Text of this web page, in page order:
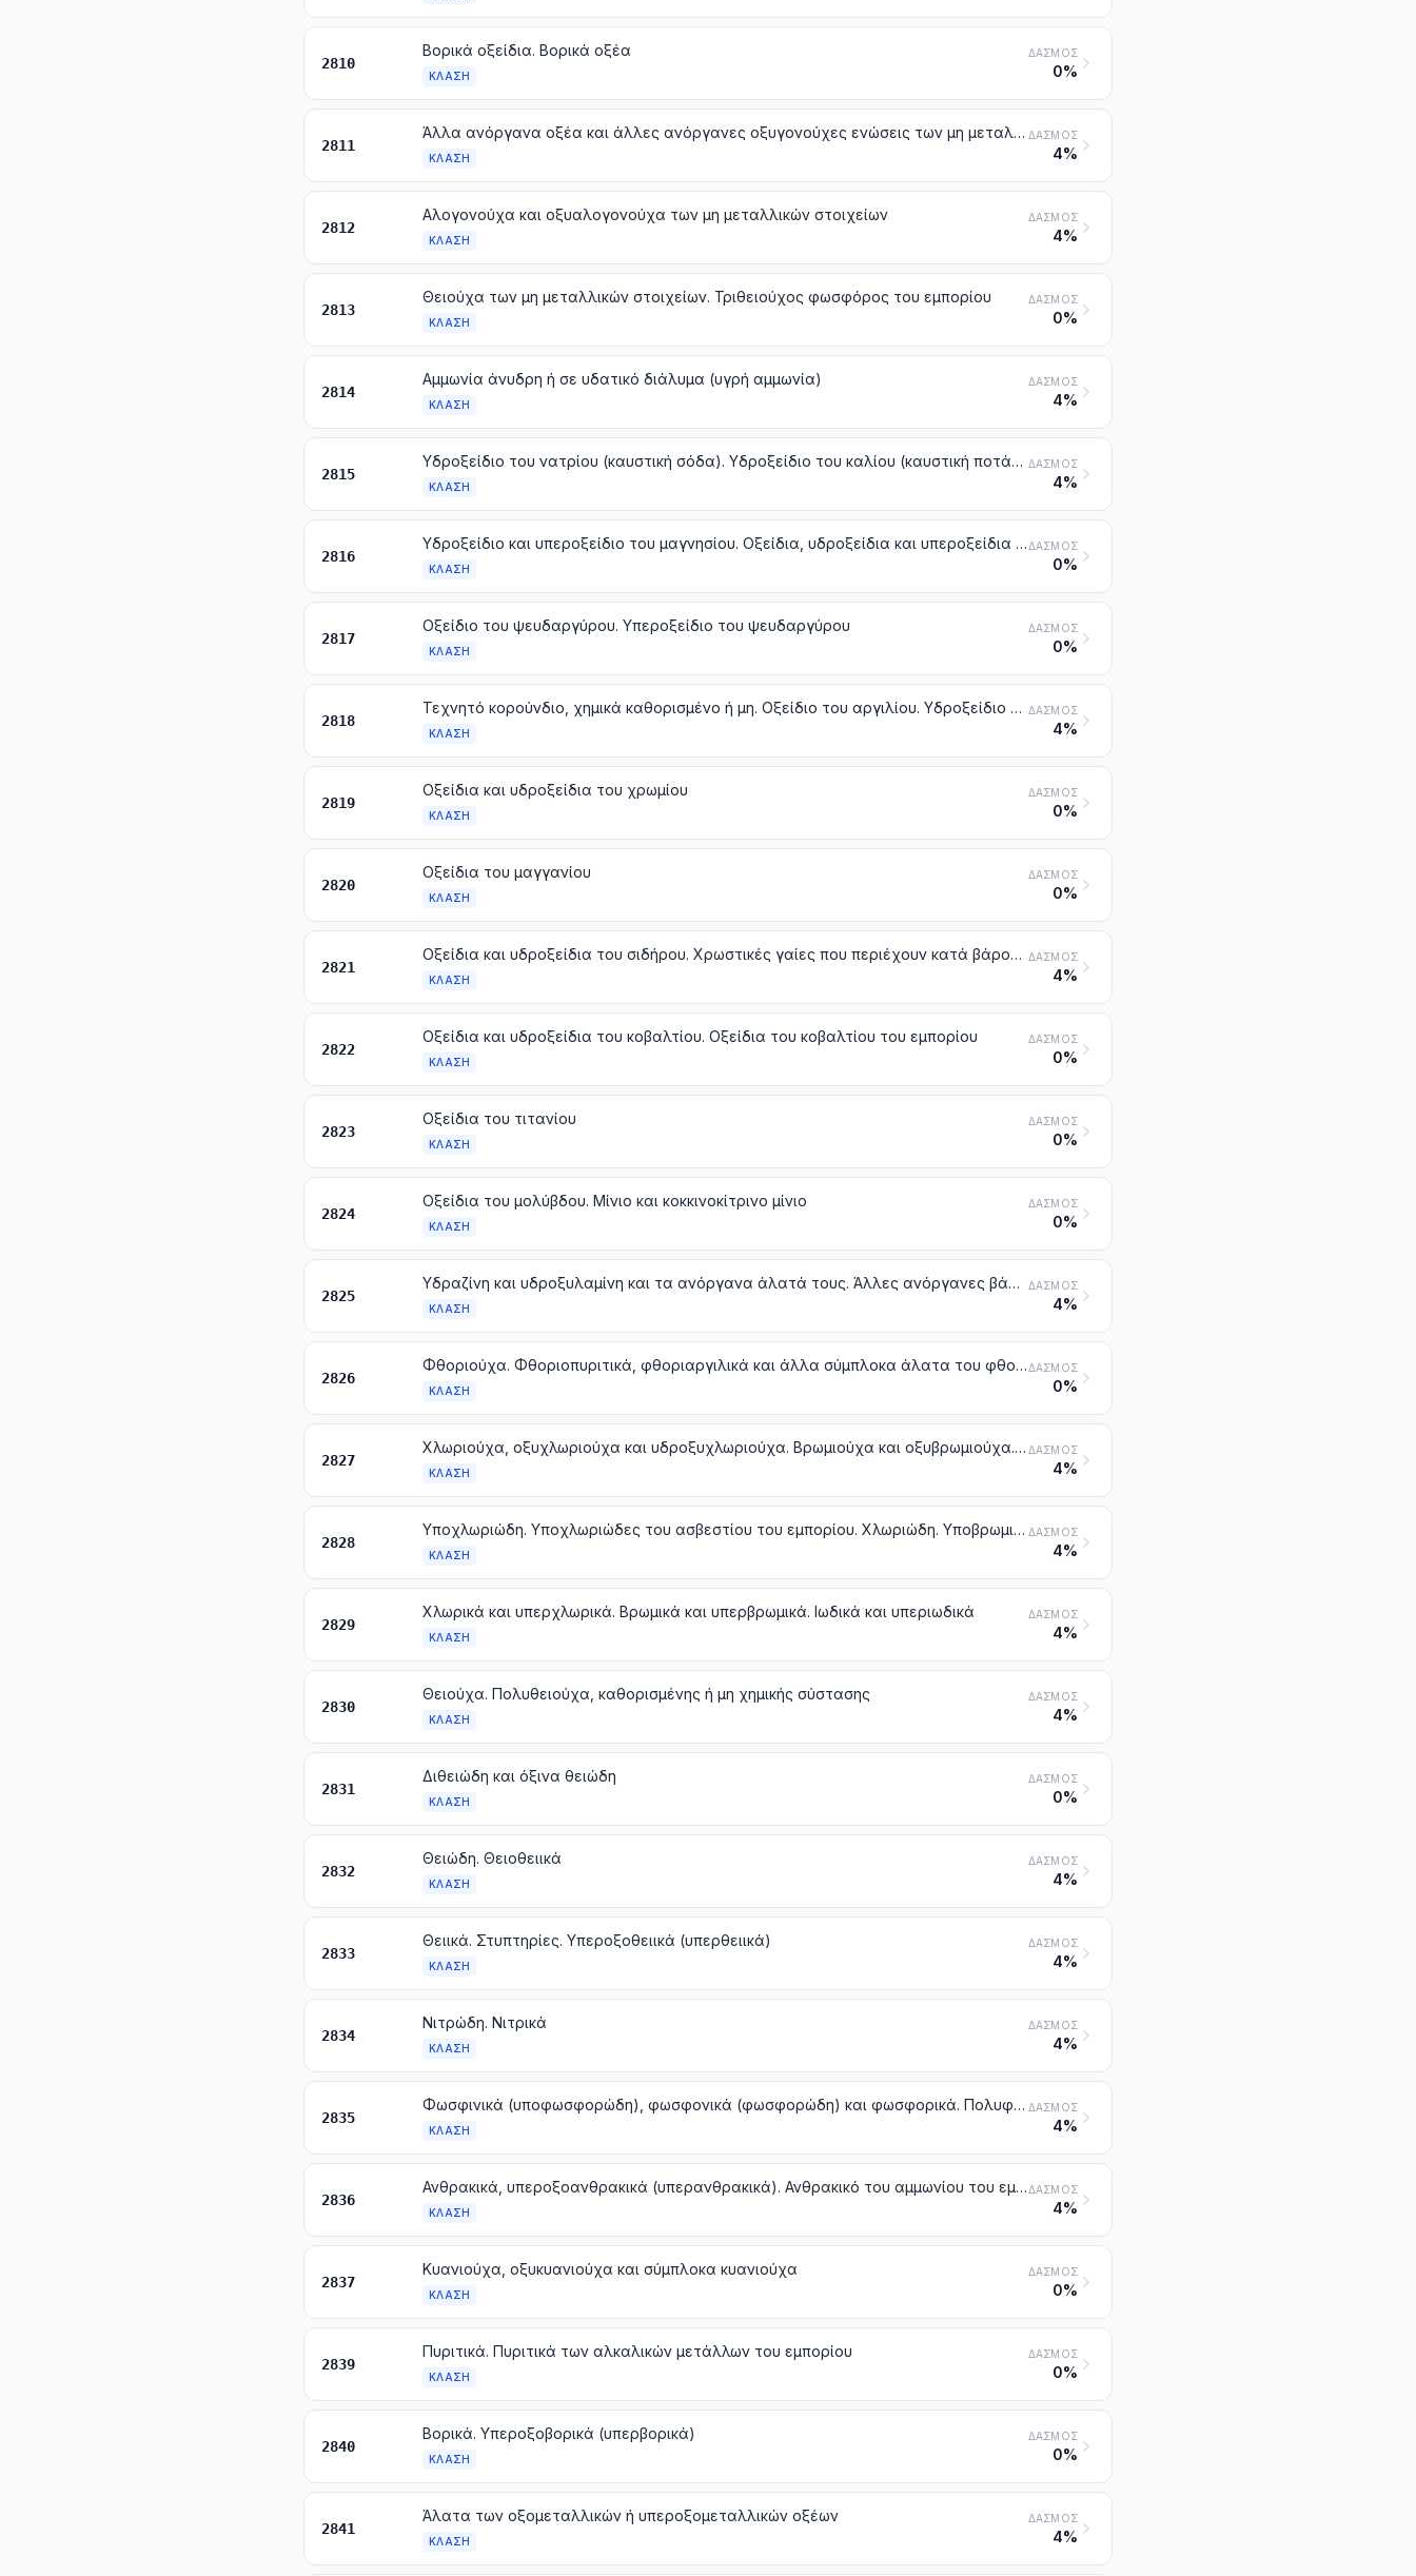
2810
Βορικά οξείδια. Βορικά οξέα
ΚΛΆΣΗ
ΔΑΣΜΌΣ
0%
2811
Άλλα ανόργανα οξέα και άλλες ανόργανες οξυγονούχες ενώσεις των μη μεταλλικών στοιχείων
ΚΛΆΣΗ
ΔΑΣΜΌΣ
4%
2812
Αλογονούχα και οξυαλογονούχα των μη μεταλλικών στοιχείων
ΚΛΆΣΗ
ΔΑΣΜΌΣ
4%
2813
Θειούχα των μη μεταλλικών στοιχείων. Τριθειούχος φωσφόρος του εμπορίου
ΚΛΆΣΗ
ΔΑΣΜΌΣ
0%
2814
Αμμωνία άνυδρη ή σε υδατικό διάλυμα (υγρή αμμωνία)
ΚΛΆΣΗ
ΔΑΣΜΌΣ
4%
2815
Υδροξείδιο του νατρίου (καυστική σόδα). Υδροξείδιο του καλίου (καυστική ποτάσα). Υπεροξείδια του νατρίου ή του καλίου
ΚΛΆΣΗ
ΔΑΣΜΌΣ
4%
2816
Υδροξείδιο και υπεροξείδιο του μαγνησίου. Οξείδια, υδροξείδια και υπεροξείδια του στροντίου ή του βαρίου
ΚΛΆΣΗ
ΔΑΣΜΌΣ
0%
2817
Οξείδιο του ψευδαργύρου. Υπεροξείδιο του ψευδαργύρου
ΚΛΆΣΗ
ΔΑΣΜΌΣ
0%
2818
Τεχνητό κορούνδιο, χημικά καθορισμένο ή μη. Οξείδιο του αργιλίου. Yδροξείδιο του αργιλίου
ΚΛΆΣΗ
ΔΑΣΜΌΣ
4%
2819
Οξείδια και υδροξείδια του χρωμίου
ΚΛΆΣΗ
ΔΑΣΜΌΣ
0%
2820
Οξείδια του μαγγανίου
ΚΛΆΣΗ
ΔΑΣΜΌΣ
0%
2821
Οξείδια και υδροξείδια του σιδήρου. Χρωστικές γαίες που περιέχουν κατά βάρος 70 % ή περισσότερο ενωμένο σίδηρο, που υπολογίζεται σε Fe2O3
ΚΛΆΣΗ
ΔΑΣΜΌΣ
4%
2822
Οξείδια και υδροξείδια του κοβαλτίου. Οξείδια του κοβαλτίου του εμπορίου
ΚΛΆΣΗ
ΔΑΣΜΌΣ
0%
2823
Οξείδια του τιτανίου
ΚΛΆΣΗ
ΔΑΣΜΌΣ
0%
2824
Οξείδια του μολύβδου. Μίνιο και κοκκινοκίτρινο μίνιο
ΚΛΆΣΗ
ΔΑΣΜΌΣ
0%
2825
Υδραζίνη και υδροξυλαμίνη και τα ανόργανα άλατά τους. Άλλες ανόργανες βάσεις. Άλλα οξείδια, υδροξείδια και υπεροξείδια μετάλλων
ΚΛΆΣΗ
ΔΑΣΜΌΣ
4%
2826
Φθοριούχα. Φθοριοπυριτικά, φθοριαργιλικά και άλλα σύμπλοκα άλατα του φθορίου
ΚΛΆΣΗ
ΔΑΣΜΌΣ
0%
2827
Χλωριούχα, οξυχλωριούχα και υδροξυχλωριούχα. Βρωμιούχα και οξυβρωμιούχα. Ιωδιούχα και οξυϊωδιούχα
ΚΛΆΣΗ
ΔΑΣΜΌΣ
4%
2828
Υποχλωριώδη. Υποχλωριώδες του ασβεστίου του εμπορίου. Χλωριώδη. Υποβρωμιώδη
ΚΛΆΣΗ
ΔΑΣΜΌΣ
4%
2829
Χλωρικά και υπερχλωρικά. Βρωμικά και υπερβρωμικά. Ιωδικά και υπεριωδικά
ΚΛΆΣΗ
ΔΑΣΜΌΣ
4%
2830
Θειούχα. Πολυθειούχα, καθορισμένης ή μη χημικής σύστασης
ΚΛΆΣΗ
ΔΑΣΜΌΣ
4%
2831
Διθειώδη και όξινα θειώδη
ΚΛΆΣΗ
ΔΑΣΜΌΣ
0%
2832
Θειώδη. Θειοθειικά
ΚΛΆΣΗ
ΔΑΣΜΌΣ
4%
2833
Θειικά. Στυπτηρίες. Υπεροξοθειικά (υπερθειικά)
ΚΛΆΣΗ
ΔΑΣΜΌΣ
4%
2834
Νιτρώδη. Νιτρικά
ΚΛΆΣΗ
ΔΑΣΜΌΣ
4%
2835
Φωσφινικά (υποφωσφορώδη), φωσφονικά (φωσφορώδη) και φωσφορικά. Πολυφωσφορικά, καθορισμένης ή μη χημικής σύστασης
ΚΛΆΣΗ
ΔΑΣΜΌΣ
4%
2836
Ανθρακικά, υπεροξοανθρακικά (υπερανθρακικά). Ανθρακικό του αμμωνίου του εμπορίου που περιέχει καρβαμιδικό του αμμωνίου
ΚΛΆΣΗ
ΔΑΣΜΌΣ
4%
2837
Κυανιούχα, οξυκυανιούχα και σύμπλοκα κυανιούχα
ΚΛΆΣΗ
ΔΑΣΜΌΣ
0%
2839
Πυριτικά. Πυριτικά των αλκαλικών μετάλλων του εμπορίου
ΚΛΆΣΗ
ΔΑΣΜΌΣ
0%
2840
Βορικά. Υπεροξοβορικά (υπερβορικά)
ΚΛΆΣΗ
ΔΑΣΜΌΣ
0%
2841
Άλατα των οξομεταλλικών ή υπεροξομεταλλικών οξέων
ΚΛΆΣΗ
ΔΑΣΜΌΣ
4%